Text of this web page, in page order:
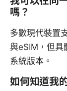
嗎？
多數現代裝置
與eSIM，但具
系統版本。
如何知道我